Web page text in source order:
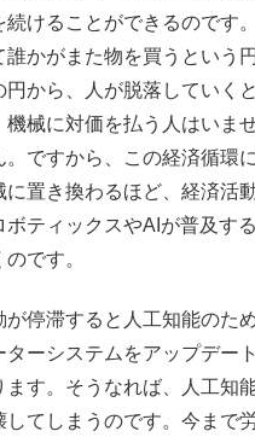
続けることができるのです
誰かがまた物を買うという
円から、人が脱落していく
機械に対価を払う人はいま
。ですから、この経済循環
に置き換わるほど、経済活
ボティックスやAIが普及す
です。
停滞すると人工知能のた
ターシステムをアップデー
ます。そうなれば、人工知
してしまうのです。今まで